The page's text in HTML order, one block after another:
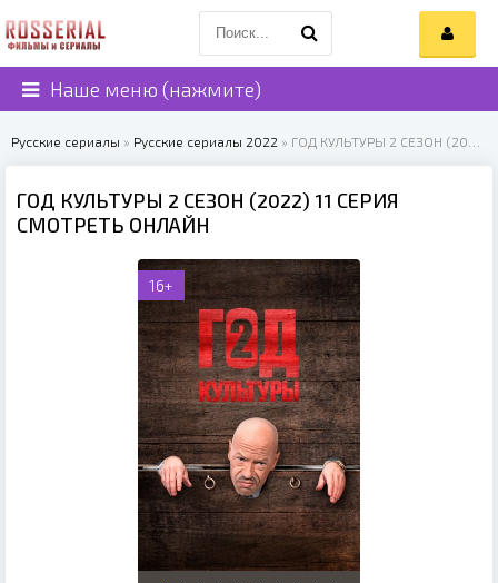
Наше меню (нажмите)
Русские сериалы » Русские сериалы 2022 » ГОД КУЛЬТУРЫ 2 СЕЗОН (2022)
ГОД КУЛЬТУРЫ 2 СЕЗОН (2022) 11 СЕРИЯ
СМОТРЕТЬ ОНЛАЙН
16+